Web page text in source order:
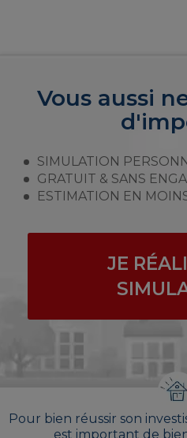
Vous aussi
SIMULATION
GRATUIT & SANS
ESTIMATION EN
JE
Pour bien réussir son
est important de